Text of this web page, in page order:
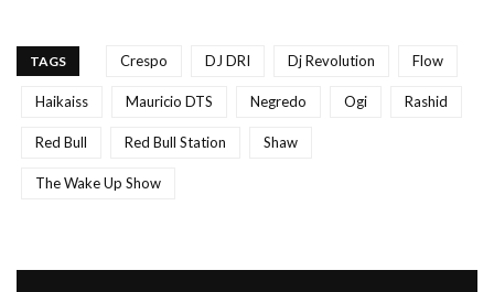
TAGS Crespo DJ DRI Dj Revolution Flow
Haikaiss Mauricio DTS Negredo Ogi Rashid
Red Bull Red Bull Station Shaw
The Wake Up Show